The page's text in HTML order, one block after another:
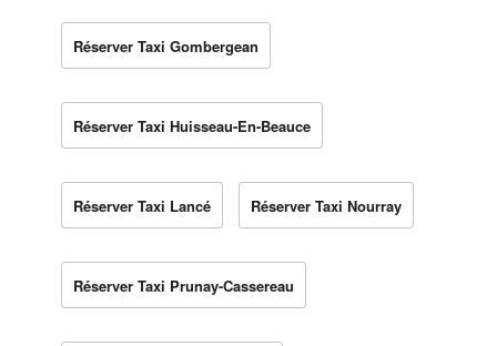
Réserver Taxi Gombergean
Réserver Taxi Huisseau-En-Beauce
Réserver Taxi Lancé Réserver Taxi Nourray
Réserver Taxi Prunay-Cassereau